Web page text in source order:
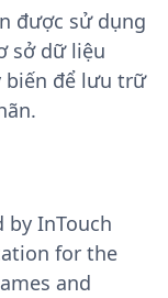
được sử dụng
sở dữ liệu
biến để lưu trữ
by InTouch
for the
and